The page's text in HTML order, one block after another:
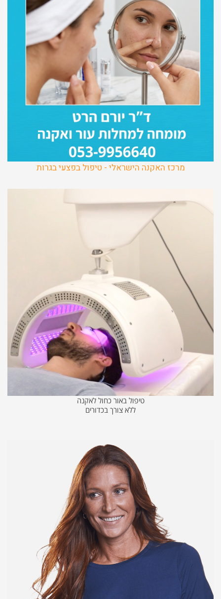
מרכז האקנה הישראלי - טיפול בפצעי בגרות
טיפול באור כחול לאקנה
ללא צורך בכדורים